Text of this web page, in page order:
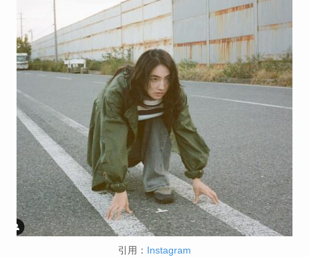
引用： Instagram